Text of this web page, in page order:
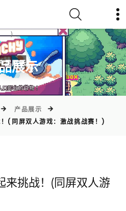
)
展示
产品展示
(同屏双人游戏：激战挑战赛！)
来挑战！(同屏双人游